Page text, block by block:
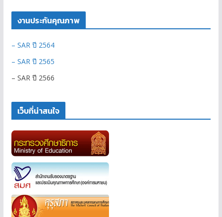
งานประกันคุณภาพ
– SAR ปี 2564
– SAR ปี 2565
– SAR ปี 2566
เว็บที่น่าสนใจ